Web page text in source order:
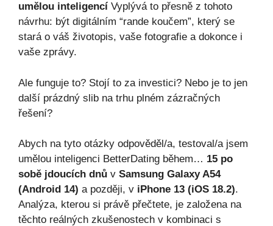
umělou inteligencí Vyplývá to přesně z tohoto
návrhu: být digitálním “rande koučem”, který se
stará o váš životopis, vaše fotografie a dokonce i
vaše zprávy.
Ale funguje to? Stojí to za investici? Nebo je to jen
další prázdný slib na trhu plném zázračných
řešení?
Abych na tyto otázky odpověděl/a, testoval/a jsem
umělou inteligenci BetterDating během… 15 po
sobě jdoucích dnů v Samsung Galaxy A54
(Android 14) a později, v iPhone 13 (iOS 18.2).
Analýza, kterou si právě přečtete, je založena na
těchto reálných zkušenostech v kombinaci s